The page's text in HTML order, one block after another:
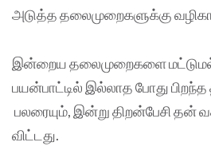
அடுத்த தலைமுறைகளுக்கு
இன்றைய தலைமுறைகளை
பயன்பாட்டில் இல்லாத போது
பலரையும், இன்று திறன்பேசி தன்
விட்டது.